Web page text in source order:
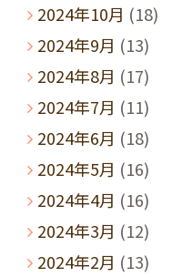
2024年10月 (18)
2024年9月 (13)
2024年8月 (17)
2024年7月 (11)
2024年6月 (18)
2024年5月 (16)
2024年4月 (16)
2024年3月 (12)
2024年2月 (13)